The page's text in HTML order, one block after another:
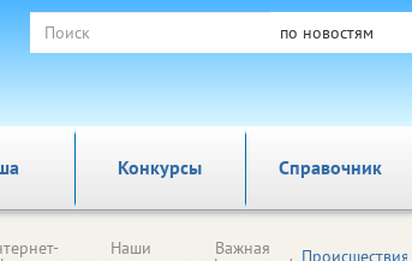
по новостям
Справочник
Конкурсы
Наши Важная Происшествия